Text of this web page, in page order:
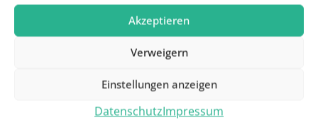
Akzeptieren
Verweigern
Einstellungen anzeigen
DatenschutzImpressum
Rathaus / Öffnungszeiten
Sehenswürdigkeiten
Städtebauförderung
Startseite / Home